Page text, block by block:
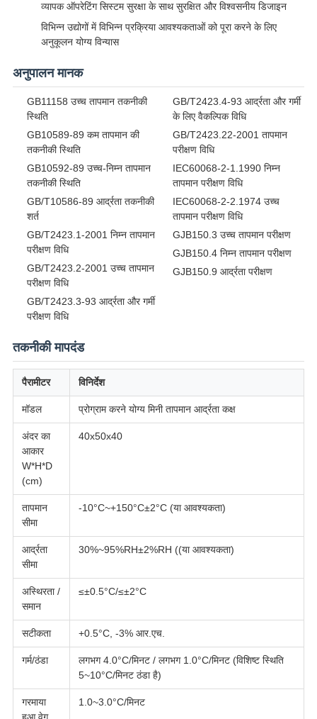
व्यापक ऑपरेटिंग सिस्टम सुरक्षा के साथ सुरक्षित और विश्वसनीय डिजाइन
विभिन्न उद्योगों में विभिन्न प्रक्रिया आवश्यकताओं को पूरा करने के लिए
अनुकूलन योग्य विन्यास
अनुपालन मानक
GB11158 उच्च तापमान तकनीकी
स्थिति
GB10589-89 कम तापमान की
तकनीकी स्थिति
GB10592-89 उच्च-निम्न तापमान
तकनीकी स्थिति
GB/T10586-89 आर्द्रता तकनीकी
शर्त
GB/T2423.1-2001 निम्न तापमान
परीक्षण विधि
GB/T2423.2-2001 उच्च तापमान
परीक्षण विधि
GB/T2423.3-93 आर्द्रता और गर्मी
परीक्षण विधि
GB/T2423.4-93 आर्द्रता और गर्मी
के लिए वैकल्पिक विधि
GB/T2423.22-2001 तापमान
परीक्षण विधि
IEC60068-2-1.1990 निम्न
तापमान परीक्षण विधि
IEC60068-2-2.1974 उच्च
तापमान परीक्षण विधि
GJB150.3 उच्च तापमान परीक्षण
GJB150.4 निम्न तापमान परीक्षण
GJB150.9 आर्द्रता परीक्षण
तकनीकी मापदंड
पैरामीटर विनिर्देश
मॉडल प्रोग्राम करने योग्य मिनी तापमान आर्द्रता कक्ष
अंदर का
आकार
W*H*D
(cm)
40x50x40
तापमान
सीमा
-10°C~+150°C±2°C (या आवश्यकता)
आर्द्रता
सीमा
30%~95%RH±2%RH ((या आवश्यकता)
अस्थिरता /
समान
≤±0.5°C/≤±2°C
सटीकता +0.5°C, -3% आर.एच.
गर्म/ठंडा
लगभग 4.0°C/मिनट / लगभग 1.0°C/मिनट (विशिष्ट स्थिति
5~10°C/मिनट ठंडा है)
गरमाया
1.0~3.0°C/मिनट